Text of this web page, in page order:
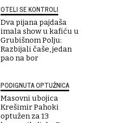
OTELI SE KONTROLI
Dva pijana pajdaša
imala show u kafiću u
Grubišnom Polju:
Razbijali čaše, jedan
pao na bor
PODIGNUTA OPTUŽNICA
Masovni ubojica
Krešimir Pahoki
optužen za 13